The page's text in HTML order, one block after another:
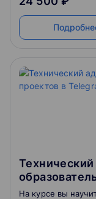
На курсе вы